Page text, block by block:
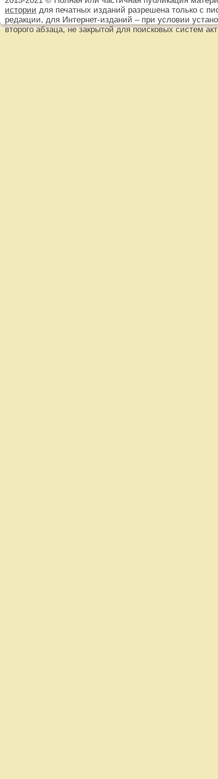
истории для печатных изданий разрешена только с
редакции, для Интернет-изданий – при условии
второго абзаца, не закрытой для поисковых систем